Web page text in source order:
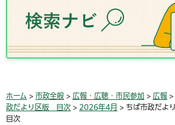
ホーム > 市政全般 > 広報・広聴・市民参加 > 広報 >
政だより区版 目次 > 2026年4月 > ちば市政だよ
目次